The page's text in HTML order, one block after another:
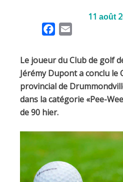
11 août
e
b
o
o
k
i
l
Le joueur du Club de golf
Jérémy Dupont a conclu le
provincial de
dans la catégorie «Pee-
de 90 hier.